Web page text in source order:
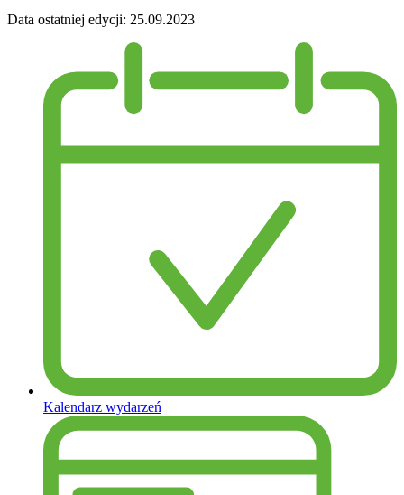
Data ostatniej edycji: 25.09.2023
Kalendarz wydarzeń